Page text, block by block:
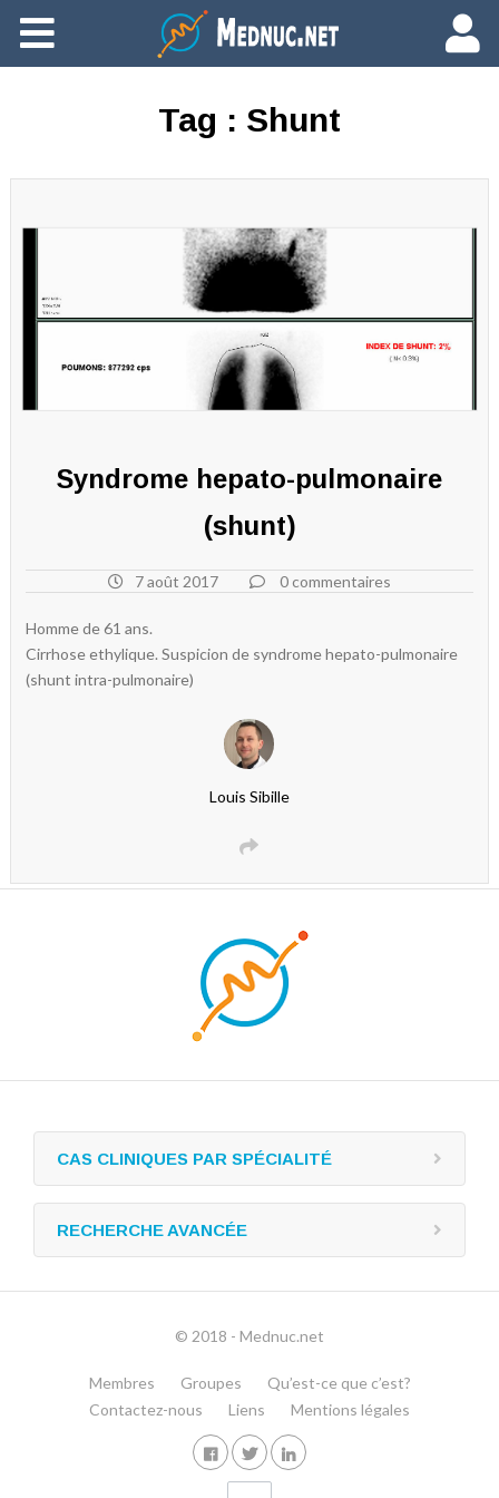
Ajouter du contenu
Tag : Shunt
Syndrome hepato-pulmonaire
(shunt)
7 août 2017 0 commentaires
Homme de 61 ans.
Cirrhose ethylique. Suspicion de syndrome hepato-pulmonaire
(shunt intra-pulmonaire)
Louis Sibille
CAS CLINIQUES PAR SPÉCIALITÉ
RECHERCHE AVANCÉE
© 2018 - Mednuc.net
Membres Groupes
Qu’est-ce que c’est?
Contactez-nous
Liens Mentions légales